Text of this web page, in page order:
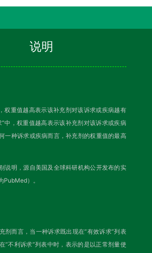
说明
权重值越高表示该补充剂对该诉求或疾病越有
”中，权重值越高表示该补充剂对该诉求或疾病
一种诉求或疾病而言，补充剂的权重值的最高
说明，源自美国及全球科研机构公开发布的实
PubMed）。
剂而言，当一种诉求既出现在“有效诉求”列表
“不利诉求”列表中时，表示的是以正常剂量使